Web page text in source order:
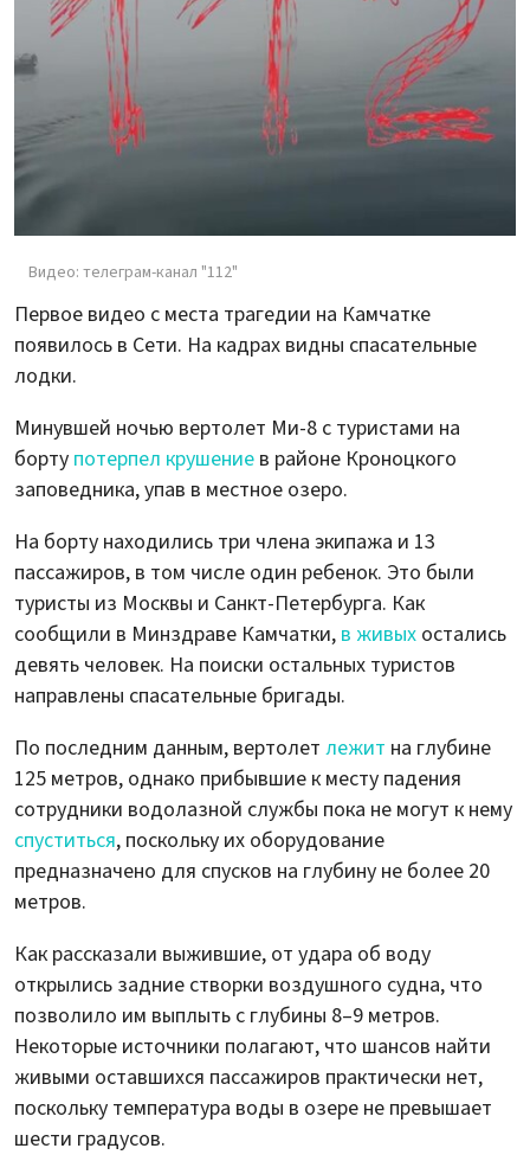
Видео: телеграм-канал "112"
Первое видео с места трагедии на Камчатке
появилось в Сети. На кадрах видны спасательные
лодки.
Минувшей ночью вертолет Ми-8 с туристами на
борту потерпел крушение в районе Кроноцкого
заповедника, упав в местное озеро.
На борту находились три члена экипажа и 13
пассажиров, в том числе один ребенок. Это были
туристы из Москвы и Санкт-Петербурга. Как
сообщили в Минздраве Камчатки, в живых остались
девять человек. На поиски остальных туристов
направлены спасательные бригады.
По последним данным, вертолет лежит на глубине
125 метров, однако прибывшие к месту падения
сотрудники водолазной службы пока не могут к нему
спуститься, поскольку их оборудование
предназначено для спусков на глубину не более 20
метров.
Как рассказали выжившие, от удара об воду
открылись задние створки воздушного судна, что
позволило им выплыть с глубины 8–9 метров.
Некоторые источники полагают, что шансов найти
живыми оставшихся пассажиров практически нет,
поскольку температура воды в озере не превышает
шести градусов.